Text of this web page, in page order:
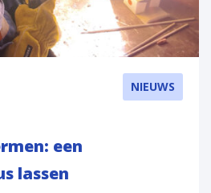
NIEUWS
een
lassen